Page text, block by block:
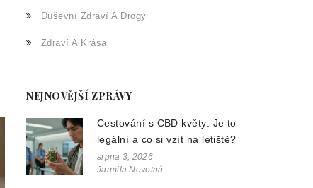
Duševní Zdraví A Drogy
Zdraví A Krása
NEJNOVĚJŠÍ ZPRÁVY
Cestování s CBD květy: Je to
legální a co si vzít na letiště?
srpna 3, 2026
Jarmila Novotná